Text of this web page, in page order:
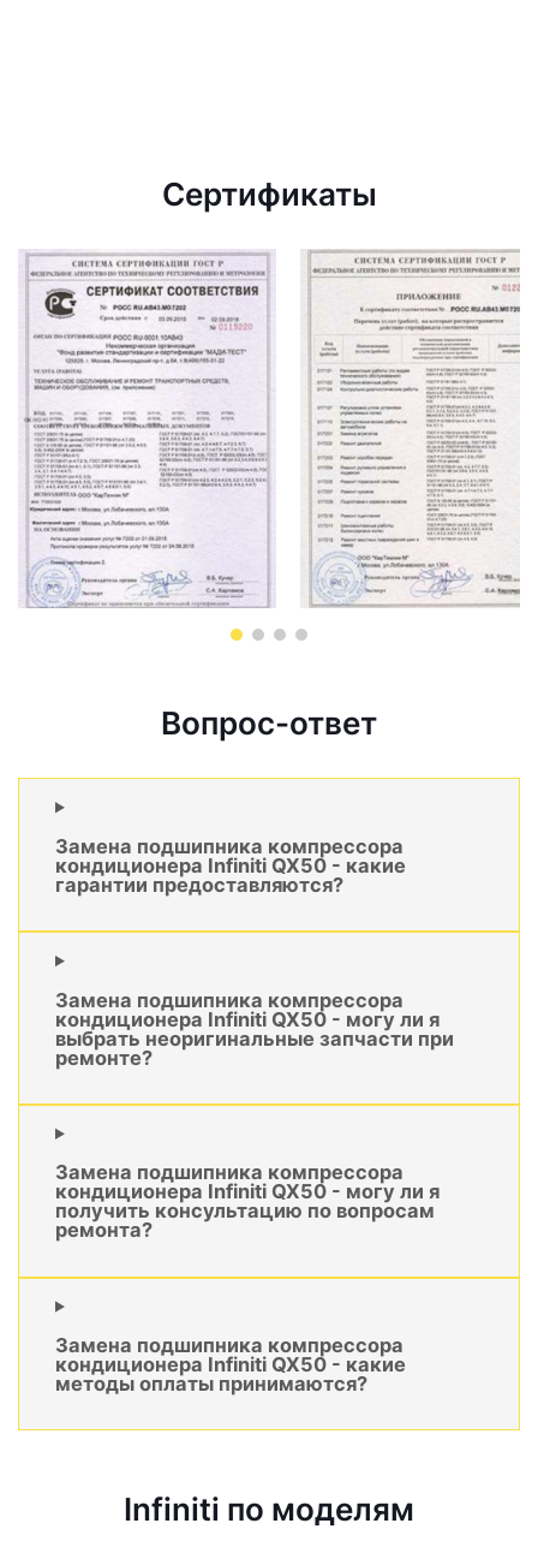
Сертификаты
Вопрос-ответ
Замена подшипника компрессора
кондиционера Infiniti QX50 - какие
гарантии предоставляются?
Замена подшипника компрессора
кондиционера Infiniti QX50 - могу ли я
выбрать неоригинальные запчасти при
ремонте?
Замена подшипника компрессора
кондиционера Infiniti QX50 - могу ли я
получить консультацию по вопросам
ремонта?
Замена подшипника компрессора
кондиционера Infiniti QX50 - какие
методы оплаты принимаются?
Infiniti по моделям